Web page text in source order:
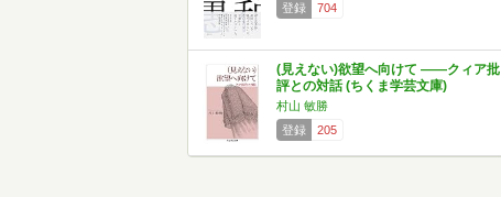
登録
704
(見えない)欲望へ向けて ――クィア批
評との対話 (ちくま学芸文庫)
村山 敏勝
登録
205